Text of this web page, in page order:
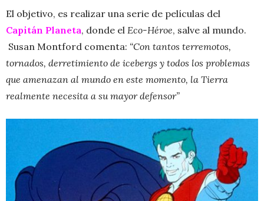
El objetivo, es realizar una serie de películas del
Capitán Planeta, donde el Eco-Héroe, salve al mundo.
Susan Montford comenta: “Con tantos terremotos,
tornados, derretimiento de icebergs y todos los problemas
que amenazan al mundo en este momento, la Tierra
realmente necesita a su mayor defensor”